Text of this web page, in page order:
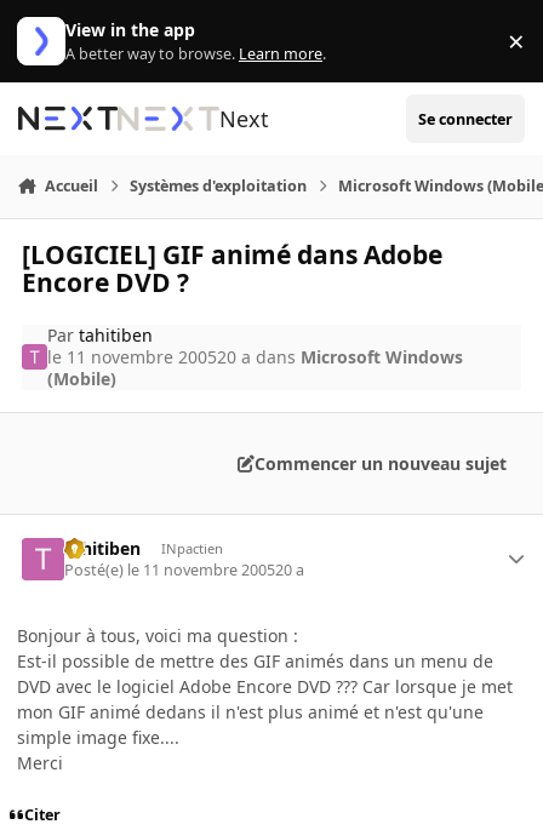
Aller au contenu
View in the app
A better way to browse. Learn more. ×
Next Se connecter
Accueil Systèmes d'exploitation Microsoft Windows
[LOGICIEL] GIF animé dans Adobe
Encore DVD ?
Partahitiben
le 11 novembre 200520 a dans Microsoft Windows
(Mobile)
Commencer un nouveau sujet
tahitiben INpactien
Posté(e) le 11 novembre 200520 a
Bonjour à tous, voici ma question :
Est-il possible de mettre des GIF animés dans un menu de
DVD avec le logiciel Adobe Encore DVD ??? Car lorsque je met
mon GIF animé dedans il n'est plus animé et n'est qu'une
simple image fixe....
Merci
Citer